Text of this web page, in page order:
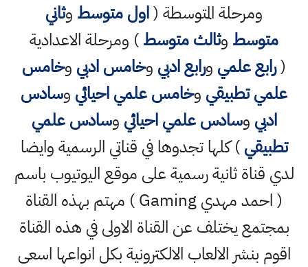
ومرحلة المتوسطة (اول متوسط وثاني
متوسط وثالث متوسط) ومرحلة الاعدادية
(رابع علمي ورابع ادبي وخامس ادبي وخامس
علمي تطبيقي وخامس علمي احيائي وسادس
ادبي وسادس علمي احيائي وسادس علمي
تطبيقي) كلها تجدوها في قناتي الرسمية وايضا
لدي قناة ثانية رسمية على موقع اليوتيوب باسم
( احمد مهدي Gaming ) مهتم بهذه القناة
بمجتمع يختلف عن القناة الاولى في هذه القناة
اقوم بنشر الالعاب الالكترونية بكل انواعها اسعى